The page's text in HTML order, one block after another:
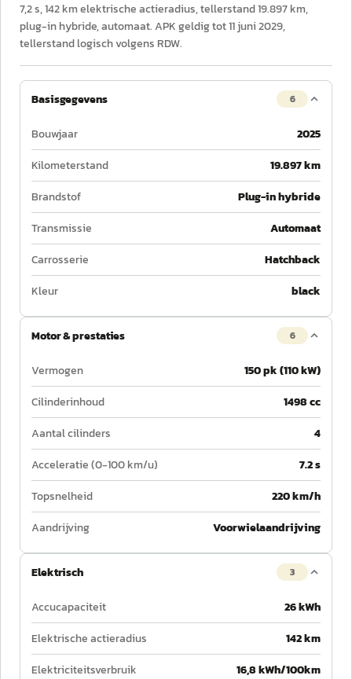
7,2 s, 142 km elektrische actieradius, tellerstand 19.897 km,
plug-in hybride, automaat. APK geldig tot 11 juni 2029,
tellerstand logisch volgens RDW.
Basisgegevens 6
Bouwjaar
2025
Kilometerstand
19.897 km
Brandstof
Plug-in hybride
Transmissie
Automaat
Carrosserie
Hatchback
Kleur
black
Motor & prestaties 6
Vermogen
150 pk (110 kW)
Cilinderinhoud
1498 cc
Aantal cilinders
4
Acceleratie (0-100 km/u)
7.2 s
Topsnelheid
220 km/h
Aandrijving
Voorwielaandrijving
Elektrisch 3
Accucapaciteit
26 kWh
Elektrische actieradius
142 km
Elektriciteitsverbruik
16,8 kWh/100km